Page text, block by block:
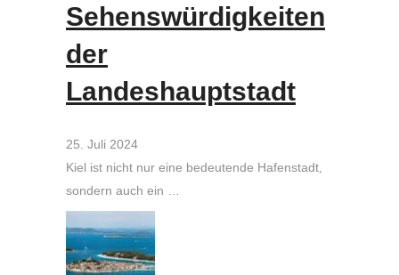
Sehenswürdigkeiten
der
Landeshauptstadt
25. Juli 2024
Kiel ist nicht nur eine bedeutende Hafenstadt,
sondern auch ein …